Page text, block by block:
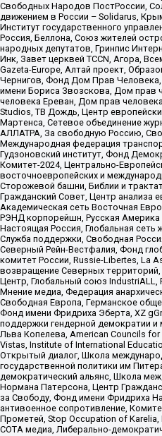
Свободных Народов ПостРоссии,
движением в России – Solidarus,
Институт государственного
Россия, Беллона, Союз жителей
народных депутатов, Гринпис
Инк, Завет церквей TCCN, Агора,
Gazeta-Europe, Алтай проект,
Чернигов, Фонд Дом Прав
имени Бориса Звозскова, Дом прав
человека Ереван, Дом прав
Studios, ТВ Дождь, Центр
Мартенса, Сетевое объединение
АЛЛАТРА, За свободную Россию,
Международная федерация
Гудзоновский институт, Фонд
Комитет-2024, Центрально-
восточноевропейских и
Сторожевой башни, Библии и
Гражданский Совет, Центр анализа
Академическая сеть Восточная
РЭНД корпорейшн, Русская
Настоящая Россия, Глобальная сеть
Служба поддержки, Свободная
Северный Рейн-Вестфалия, Фонд
комитет России, Russie-Libertes, La
возвращение Северных
Центр, Глобальный союз IndustriALL,
Мнение медиа, Федерация
Свободная Европа, Германское
Фонд имени Фридриха Эберта, XZ
поддержки гендерной демократии
Льва Копелева, American Councils for
Vistas, Institute of International
Открытый диалог, Школа
государственной политики им
демократический альянс, Школа
Нормана Патерсона, Центр
за Свободу, Фонд имени Фридриха
антивоенное сопротивление,
Прометей, Stop Occupation of
СОТА медиа, Либерально-